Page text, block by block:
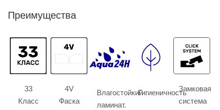
Преимущества
33
Класс
4V
Фаска
Влагостойкий
ламинат.
ГигиеничностьЗамковая
система